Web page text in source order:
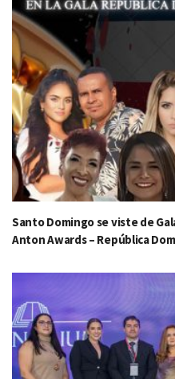
Santo Domingo se viste de
Anton Awards – República